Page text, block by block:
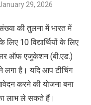
29, 2026
संख्या की तुलना में भारत में
10 विद्यार्थियों के लिए
ऑफ एजुकेशन (बी.एड.)
लगा है। यदि आप टीचिंग
करने की योजना बना
लाभ ले सकते हैं।